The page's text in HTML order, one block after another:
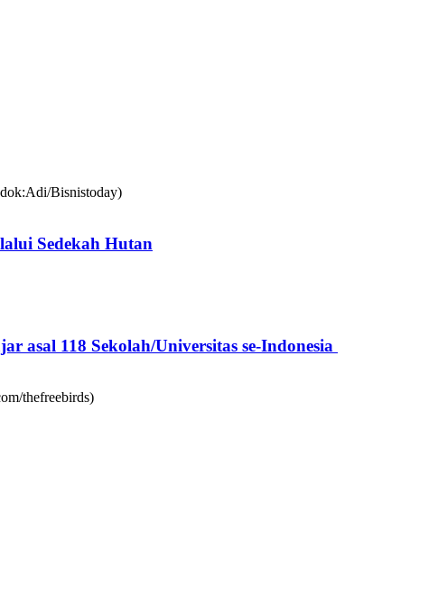
Sedekah Hutan
asal 118 Sekolah/Universitas se-Indonesia